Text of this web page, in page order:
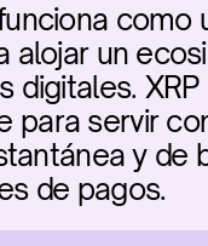
alojar un
digitales.
para servir
y de
de pagos.